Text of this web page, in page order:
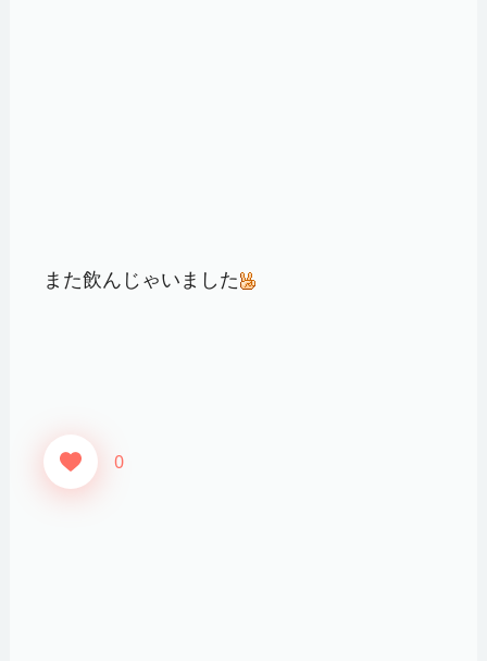
また飲んじゃいました
0